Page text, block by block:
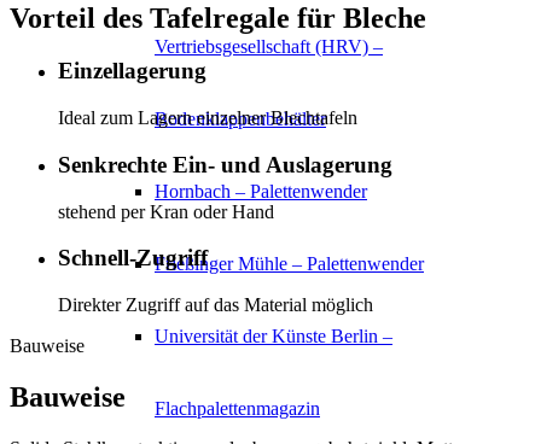
Vertriebsgesellschaft (HRV) –
Bodenklappenbehälter
Hornbach – Palettenwender
Frießinger Mühle – Palettenwender
Universität der Künste Berlin –
Flachpalettenmagazin
Vorteil des Tafelregale für Bleche
Einzellagerung
Ideal zum Lagern einzelner Blechtafeln
Senkrechte Ein- und Auslagerung
stehend per Kran oder Hand
Schnell-Zugriff
Direkter Zugriff auf das Material möglich
Bauweise
Bauweise